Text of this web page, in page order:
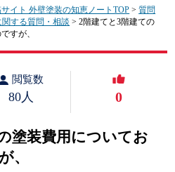
イト 外壁塗装の知恵ノートTOP >質問
する質問・相談 > 2階建てと3階建ての
すが、
閲覧数
80人 0
塗装費用についてお
、